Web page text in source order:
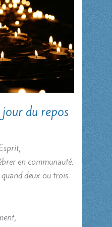
du repos
en communauté.
deux ou trois